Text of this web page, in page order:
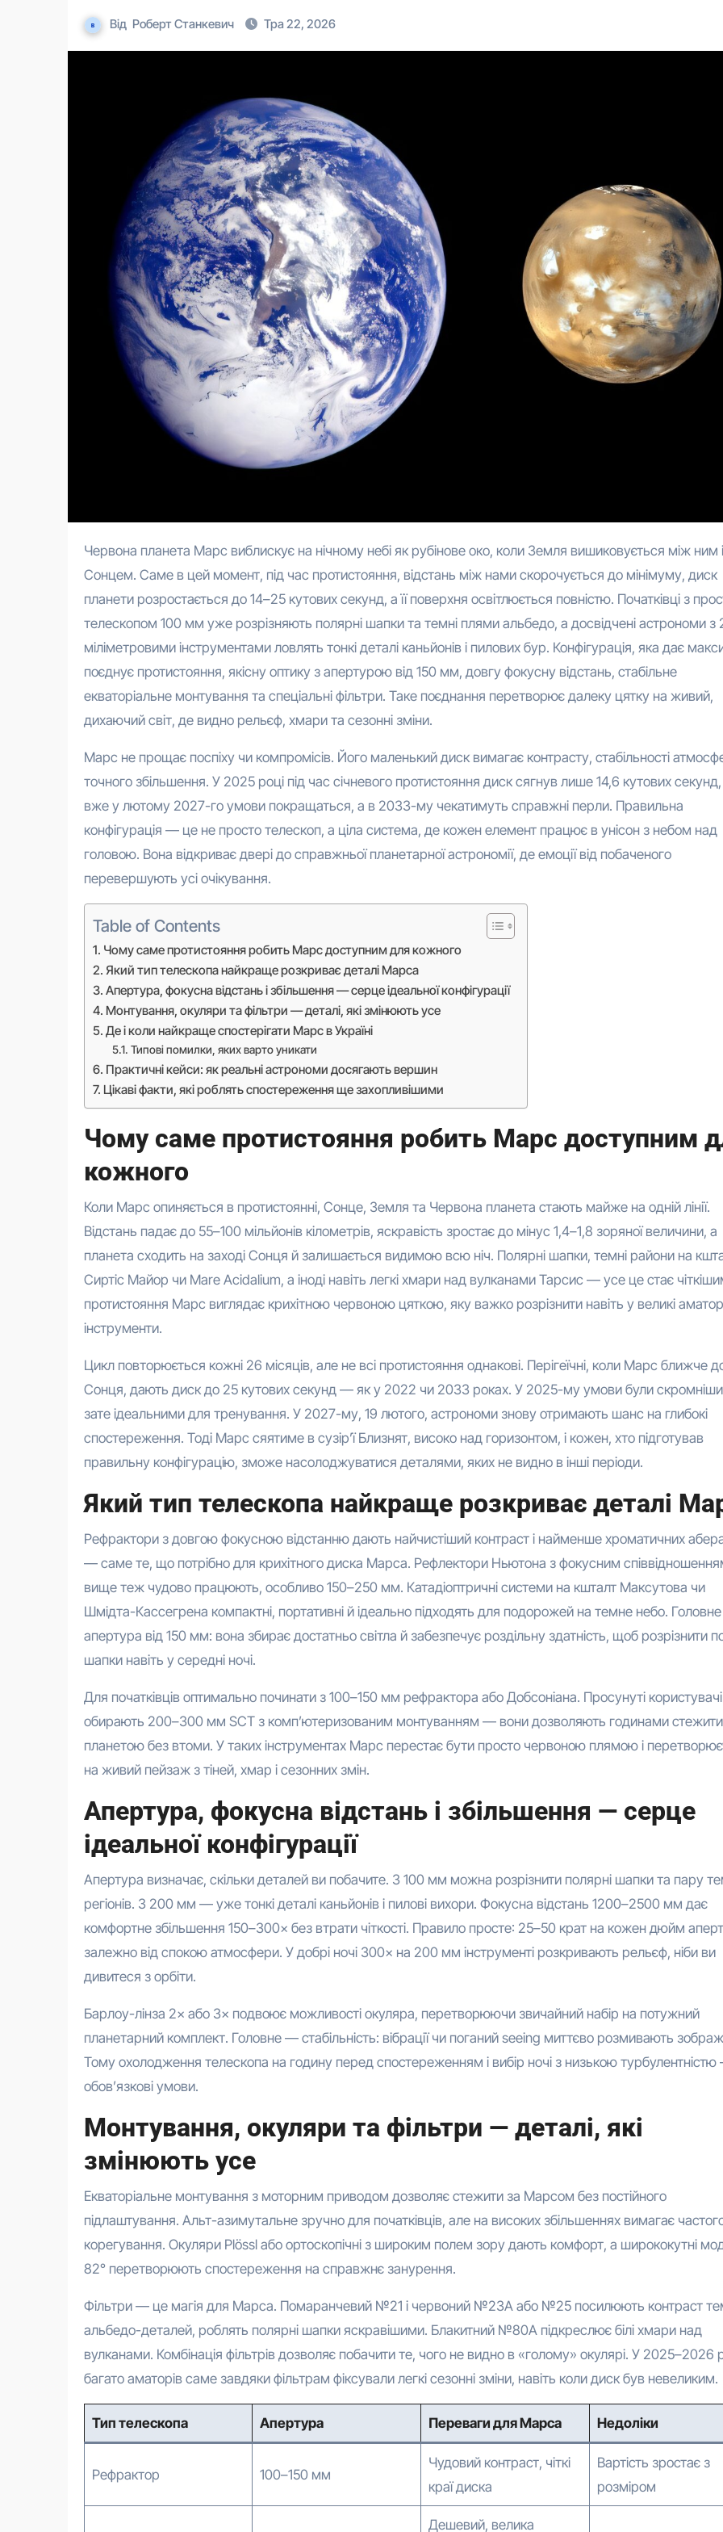
Від Роберт Станкевич Тра 22, 2026
Червона планета Марс виблискує на нічному небі як рубінове око, коли Земля вишиковується між ним і
Сонцем. Саме в цей момент, під час протистояння, відстань між нами скорочується до мінімуму, диск
планети розростається до 14–25 кутових секунд, а її поверхня освітлюється повністю. Початківці з
телескопом 100 мм уже розрізняють полярні шапки та темні плями альбедо, а досвідчені астрономи з
міліметровими інструментами ловлять тонкі деталі каньйонів і пилових бур. Конфігурація, яка дає
поєднує протистояння, якісну оптику з апертурою від 150 мм, довгу фокусну відстань, стабільне
екваторіальне монтування та спеціальні фільтри. Таке поєднання перетворює далеку цятку на живий,
дихаючий світ, де видно рельєф, хмари та сезонні зміни.
Марс не прощає поспіху чи компромісів. Його маленький диск вимагає контрасту, стабільності
точного збільшення. У 2025 році під час січневого протистояння диск сягнув лише 14,6 кутових
вже у лютому 2027-го умови покращаться, а в 2033-му чекатимуть справжні перли. Правильна
конфігурація — це не просто телескоп, а ціла система, де кожен елемент працює в унісон з небом над
головою. Вона відкриває двері до справжньої планетарної астрономії, де емоції від побаченого
перевершують усі очікування.
Table of Contents
Чому саме протистояння робить Марс доступним для кожного
Який тип телескопа найкраще розкриває деталі Марса
Апертура, фокусна відстань і збільшення — серце ідеальної конфігурації
Монтування, окуляри та фільтри — деталі, які змінюють усе
Де і коли найкраще спостерігати Марс в Україні
Типові помилки, яких варто уникати
Практичні кейси: як реальні астрономи досягають вершин
Цікаві факти, які роблять спостереження ще захопливішими
Чому саме протистояння робить Марс доступним
кожного
Коли Марс опиняється в протистоянні, Сонце, Земля та Червона планета стають майже на одній лінії.
Відстань падає до 55–100 мільйонів кілометрів, яскравість зростає до мінус 1,4–1,8 зоряної величини, а
планета сходить на заході Сонця й залишається видимою всю ніч. Полярні шапки, темні райони на
Сиртіс Майор чи Mare Acidalium, а іноді навіть легкі хмари над вулканами Тарсис — усе це стає
протистояння Марс виглядає крихітною червоною цяткою, яку важко розрізнити навіть у великі
інструменти.
Цикл повторюється кожні 26 місяців, але не всі протистояння однакові. Перігеїчні, коли Марс ближче
Сонця, дають диск до 25 кутових секунд — як у 2022 чи 2033 роках. У 2025-му умови були
зате ідеальними для тренування. У 2027-му, 19 лютого, астрономи знову отримають шанс на глибокі
спостереження. Тоді Марс сяятиме в сузір’ї Близнят, високо над горизонтом, і кожен, хто підготував
правильну конфігурацію, зможе насолоджуватися деталями, яких не видно в інші періоди.
Який тип телескопа найкраще розкриває деталі
Рефрактори з довгою фокусною відстанню дають найчистіший контраст і найменше хроматичних
— саме те, що потрібно для крихітного диска Марса. Рефлектори Ньютона з фокусним
вище теж чудово працюють, особливо 150–250 мм. Катадіоптричні системи на кшталт Максутова чи
Шмідта-Кассегрена компактні, портативні й ідеально підходять для подорожей на темне небо.
апертура від 150 мм: вона збирає достатньо світла й забезпечує роздільну здатність, щоб розрізнити
шапки навіть у середні ночі.
Для початківців оптимально починати з 100–150 мм рефрактора або Добсоніана. Просунуті користувачі
обирають 200–300 мм SCT з комп’ютеризованим монтуванням — вони дозволяють годинами
планетою без втоми. У таких інструментах Марс перестає бути просто червоною плямою і
на живий пейзаж з тіней, хмар і сезонних змін.
Апертура, фокусна відстань і збільшення — серце
ідеальної конфігурації
Апертура визначає, скільки деталей ви побачите. З 100 мм можна розрізнити полярні шапки та пару
регіонів. З 200 мм — уже тонкі деталі каньйонів і пилові вихори. Фокусна відстань 1200–2500 мм дає
комфортне збільшення 150–300× без втрати чіткості. Правило просте: 25–50 крат на кожен дюйм
залежно від спокою атмосфери. У добрі ночі 300× на 200 мм інструменті розкривають рельєф, ніби ви
дивитеся з орбіти.
Барлоу-лінза 2× або 3× подвоює можливості окуляра, перетворюючи звичайний набір на потужний
планетарний комплект. Головне — стабільність: вібрації чи поганий seeing миттєво розмивають
Тому охолодження телескопа на годину перед спостереженням і вибір ночі з низькою
обов’язкові умови.
Монтування, окуляри та фільтри — деталі, які
змінюють усе
Екваторіальне монтування з моторним приводом дозволяє стежити за Марсом без постійного
підлаштування. Альт-азимутальне зручно для початківців, але на високих збільшеннях вимагає
корегування. Окуляри Plössl або ортоскопічні з широким полем зору дають комфорт, а ширококутні
82° перетворюють спостереження на справжнє занурення.
Фільтри — це магія для Марса. Помаранчевий №21 і червоний №23A або №25 посилюють контраст
альбедо-деталей, роблять полярні шапки яскравішими. Блакитний №80A підкреслює білі хмари над
вулканами. Комбінація фільтрів дозволяє побачити те, чого не видно в «голому» окулярі. У 2025–2026
багато аматорів саме завдяки фільтрам фіксували легкі сезонні зміни, навіть коли диск був невеликим.
Тип телескопа Апертура Переваги для Марса Недоліки
Рефрактор 100–150 мм
Чудовий контраст, чіткі
краї диска
Вартість зростає з
розміром
Дешевий, велика